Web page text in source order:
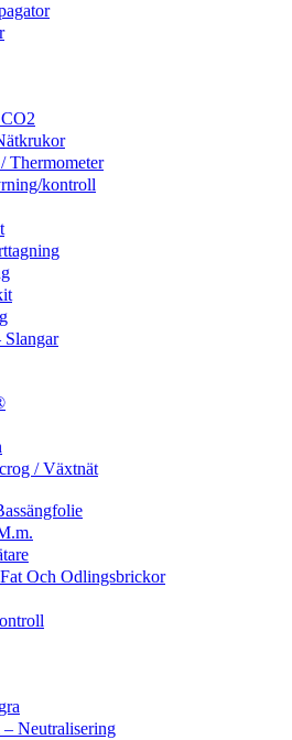
Thermometer
kontroll
Slangar
/ Växtnät
Och Odlingsbrickor
Neutralisering